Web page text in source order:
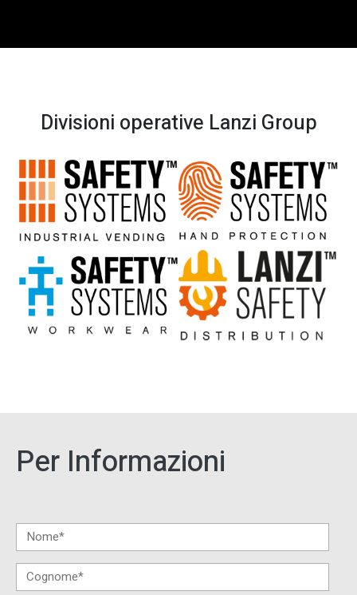
Divisioni operative Lanzi Group
Per Informazioni